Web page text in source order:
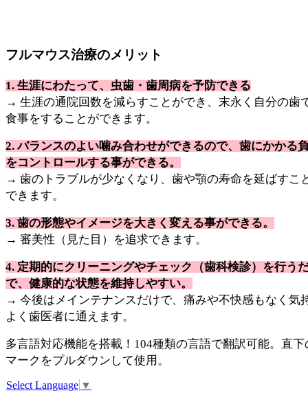
フルマウス治療のメリット
1. 生涯にわたって、虫歯・歯周病を予防できる
→ 生涯の通院回数を減らすことができ、末永く自分の歯
食事をすることができます。
2. バランスのよい噛み合わせができるので、歯にかかる
をコントロールする事ができる。
→ 歯のトラブルが少なくなり、歯や顎の寿命を延ばすこ
できます。
3. 歯の形態やイメージを大きく変える事ができる。
→ 審美性（見た目）を追求できます。
4. 定期的にクリーニングやチェック（歯科検診）を行う
で、健康的な状態を維持しやすい。
→ 今後はメインテナンスだけで、痛みや不快感もなく気
よく歯医者に通えます。
多言語対応機能を搭載！104種類の言語で翻訳可能。直下
マークをプルダウンして使用。
Select Language ▼